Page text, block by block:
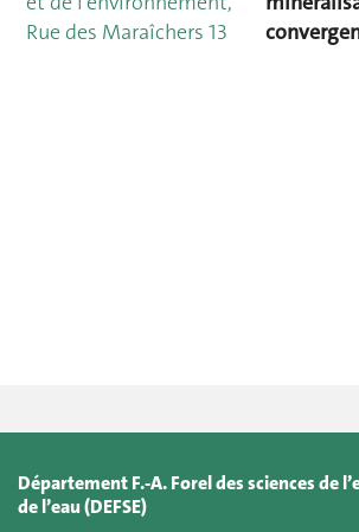
Rue des Maraîchers 13
Département F.-A. Forel des sciences de
de l’eau (DEFSE)